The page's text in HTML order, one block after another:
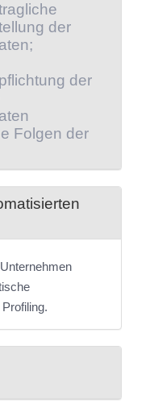
der
der
Folgen der